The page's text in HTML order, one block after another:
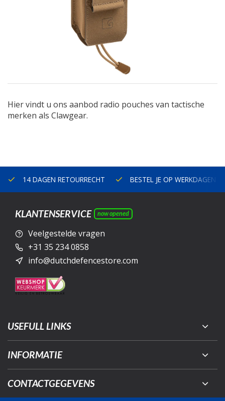
Hier vindt u ons aanbod radio pouches van tactische
merken als Clawgear.
14 DAGEN RETOURRECHT BESTEL JE OP WERKDAGEN
KLANTENSERVICE now opened
Veelgestelde vragen
+31 35 234 0858
info@dutchdefencestore.com
USEFULL LINKS
INFORMATIE
CONTACTGEGEVENS